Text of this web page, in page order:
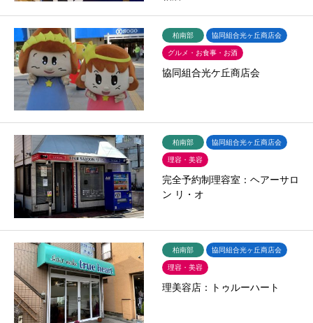
柏南部 協同組合光ヶ丘商店会
グルメ・お食事・お酒
協同組合光ケ丘商店会
柏南部 協同組合光ヶ丘商店会
理容・美容
完全予約制理容室：ヘアーサロ
ン リ・オ
柏南部 協同組合光ヶ丘商店会
理容・美容
理美容店：トゥルーハート